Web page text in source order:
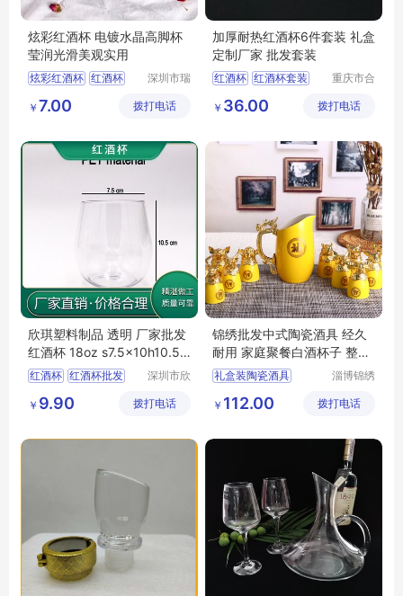
炫彩红酒杯 电镀水晶高脚杯
莹润光滑美观实用
炫彩红酒杯 红酒杯
深圳市瑞
品有限公
￥ 7.00 拨打电话
加厚耐热红酒杯6件套装 礼盒
定制厂家 批发套装
红酒杯 红酒杯套装
重庆市合
玻璃制品
￥ 36.00 拨打电话
欣琪塑料制品 透明 厂家批发
红酒杯 18oz s7.5x10h10.5 7
5g
红酒杯 红酒杯批发
酒杯厂家
深圳市欣
品有限公
￥ 9.90 拨打电话
锦绣批发中式陶瓷酒具 经久
耐用 家庭聚餐白酒杯子 整套
组合
礼盒装陶瓷酒具
陶瓷酒具套装
简约陶瓷酒具
淄博锦绣
公司
￥ 112.00 拨打电话